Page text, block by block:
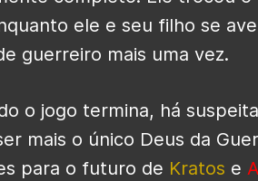
ele e seu filho se
guerreiro mais uma vez.
o jogo termina, há
mais o único Deus da
para o futuro de Kratos e